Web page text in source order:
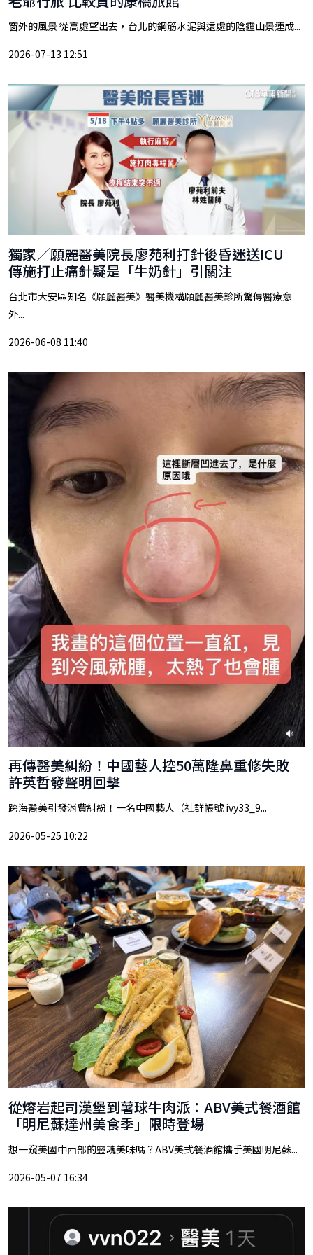
窗外的風景 從高處望出去，台北的鋼筋水泥與遠處的陰霾山景連成...
2026-07-13 12:51
獨家／願麗醫美院長廖苑利打針後昏迷送ICU
傳施打止痛針疑是「牛奶針」引關注
台北市大安區知名《願麗醫美》醫美機構願麗醫美診所驚傳醫療意
外...
2026-06-08 11:40
再傳醫美糾紛！中國藝人控50萬隆鼻重修失敗
許英哲發聲明回擊
跨海醫美引發消費糾紛！一名中國藝人（社群帳號 ivy33_9...
2026-05-25 10:22
從熔岩起司漢堡到薯球牛肉派：ABV美式餐酒館
「明尼蘇達州美食季」限時登場
想一窺美國中西部的靈魂美味嗎？ABV美式餐酒館攜手美國明尼蘇...
2026-05-07 16:34